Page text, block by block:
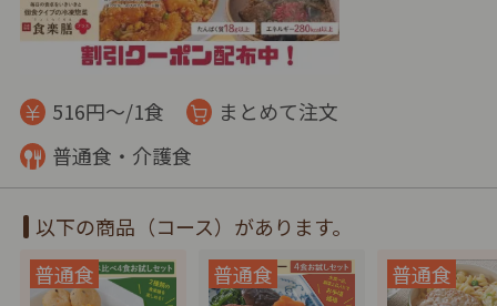
516円～/1食
まとめて注文
普通食・介護食
以下の商品（コース）があります。